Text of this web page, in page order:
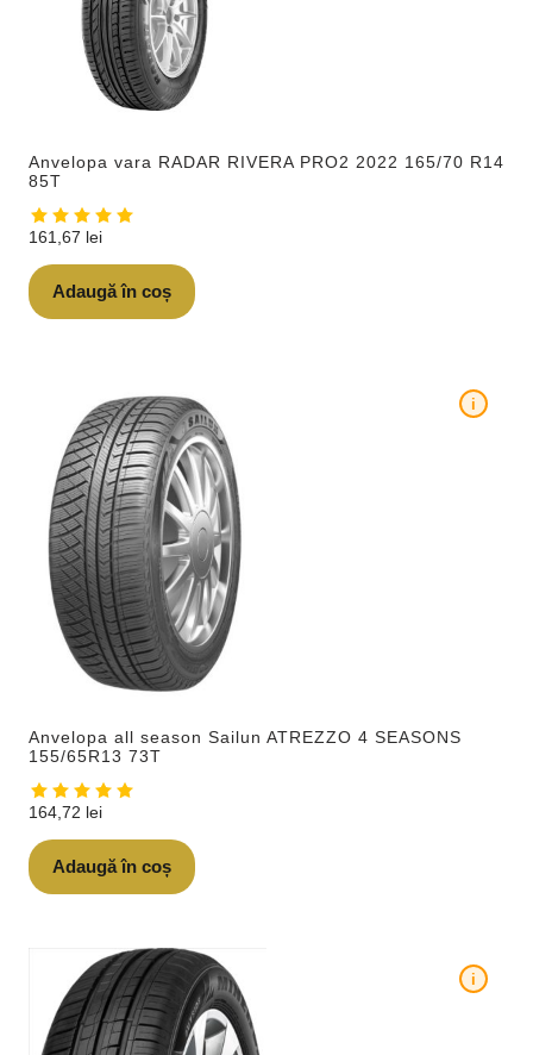
Anvelopa vara RADAR RIVERA PRO2 2022 165/70 R14
85T
161,67 lei
Adaugă în coș
Anvelopa all season Sailun ATREZZO 4 SEASONS
155/65R13 73T
i
164,72 lei
Adaugă în coș
i